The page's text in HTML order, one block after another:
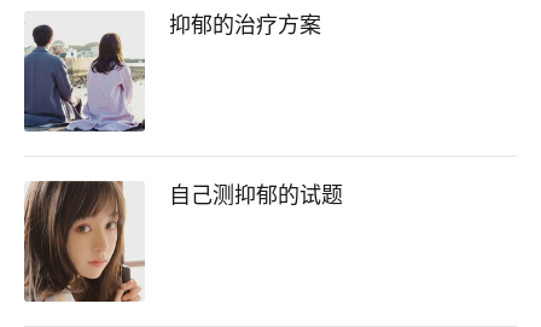
抑郁的治疗方案
自己测抑郁的试题